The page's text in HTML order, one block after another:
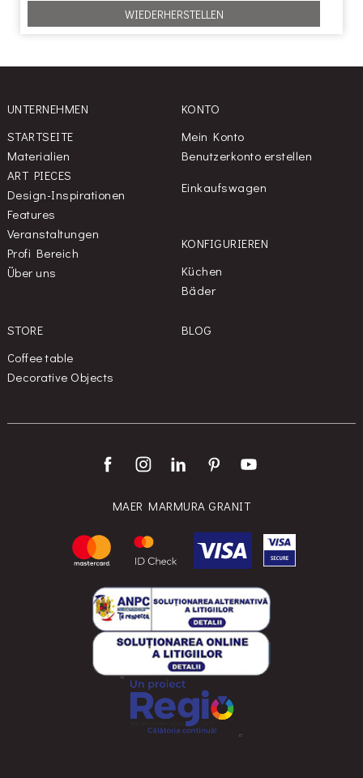
UNTERNEHMEN
STARTSEITE
Materialien
ART PIECES
Design-Inspirationen
Features
Veranstaltungen
Profi Bereich
Über uns
KONTO
Mein Konto
Benutzerkonto erstellen
Einkaufswagen
KONFIGURIEREN
Küchen
Bäder
STORE
Coffee table
Decorative Objects
BLOG
MAER MARMURA GRANIT